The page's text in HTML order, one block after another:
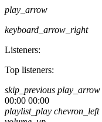
play_arrow
keyboard_arrow_right
Listeners:
Top listeners:
skip_previous play_arrow
00:00 00:00
playlist_play chevron_left